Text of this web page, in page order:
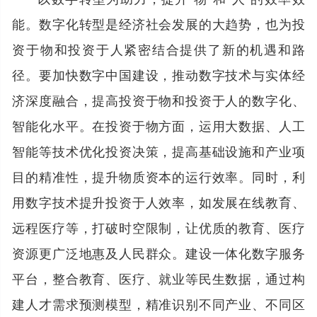
能。数字化转型是经济社会发展的大趋势，也为投
资于物和投资于人紧密结合提供了新的机遇和路
径。要加快数字中国建设，推动数字技术与实体经
济深度融合，提高投资于物和投资于人的数字化、
智能化水平。在投资于物方面，运用大数据、人工
智能等技术优化投资决策，提高基础设施和产业项
目的精准性，提升物质资本的运行效率。同时，利
用数字技术提升投资于人效率，如发展在线教育、
远程医疗等，打破时空限制，让优质的教育、医疗
资源更广泛地惠及人民群众。建设一体化数字服务
平台，整合教育、医疗、就业等民生数据，通过构
建人才需求预测模型，精准识别不同产业、不同区